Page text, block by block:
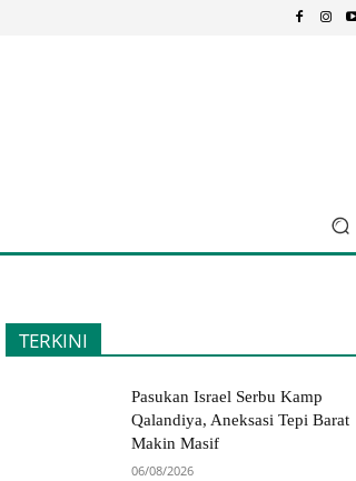
TERKINI
Pasukan Israel Serbu Kamp
Qalandiya, Aneksasi Tepi Barat
Makin Masif
06/08/2026